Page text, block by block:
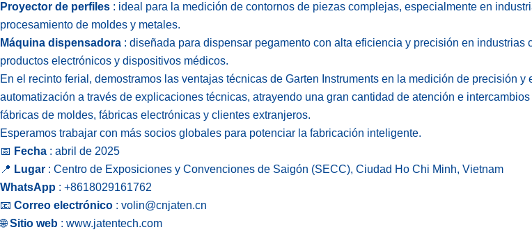
Proyector de perfiles : ideal para la medición de contornos de piezas complejas, especialmente en
procesamiento de moldes y metales.
Máquina dispensadora : diseñada para dispensar pegamento con alta eficiencia y precisión en industrias
productos electrónicos y dispositivos médicos.
En el recinto ferial, demostramos las ventajas técnicas de Garten Instruments en la medición de precisión y
automatización a través de explicaciones técnicas, atrayendo una gran cantidad de atención e
fábricas de moldes, fábricas electrónicas y clientes extranjeros.
Esperamos trabajar con más socios globales para potenciar la fabricación inteligente.
📅 Fecha : abril de 2025
📍 Lugar : Centro de Exposiciones y Convenciones de Saigón (SECC), Ciudad Ho Chi Minh, Vietnam
WhatsApp : +8618029161762
📧 Correo electrónico : volin@cnjaten.cn
🌐Sitio web : www.jatentech.com